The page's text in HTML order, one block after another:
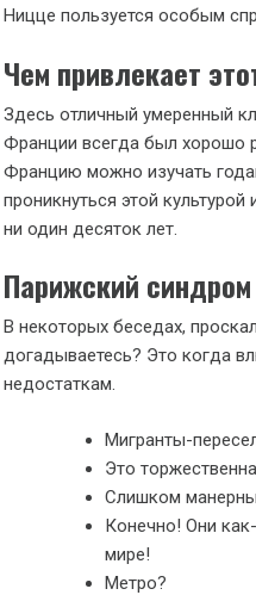
Ницце пользуется особым
Чем привлекает
Здесь отличный умеренный
Франции всегда был хорошо
Францию можно изучать
проникнуться этой
ни один десяток лет.
Парижский синдром
В некоторых беседах,
догадываетесь? Это когда
недостаткам.
Мигранты-
Это
Слишком
Конечно! Они
мире!
Метро?